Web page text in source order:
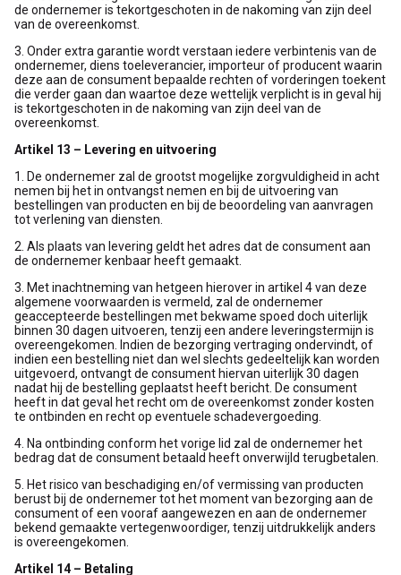
de ondernemer is tekortgeschoten in de nakoming van zijn deel
van de overeenkomst.
3. Onder extra garantie wordt verstaan iedere verbintenis van de
ondernemer, diens toeleverancier, importeur of producent waarin
deze aan de consument bepaalde rechten of vorderingen toekent
die verder gaan dan waartoe deze wettelijk verplicht is in geval hij
is tekortgeschoten in de nakoming van zijn deel van de
overeenkomst.
Artikel 13 – Levering en uitvoering
1. De ondernemer zal de grootst mogelijke zorgvuldigheid in acht
nemen bij het in ontvangst nemen en bij de uitvoering van
bestellingen van producten en bij de beoordeling van aanvragen
tot verlening van diensten.
2. Als plaats van levering geldt het adres dat de consument aan
de ondernemer kenbaar heeft gemaakt.
3. Met inachtneming van hetgeen hierover in artikel 4 van deze
algemene voorwaarden is vermeld, zal de ondernemer
geaccepteerde bestellingen met bekwame spoed doch uiterlijk
binnen 30 dagen uitvoeren, tenzij een andere leveringstermijn is
overeengekomen. Indien de bezorging vertraging ondervindt, of
indien een bestelling niet dan wel slechts gedeeltelijk kan worden
uitgevoerd, ontvangt de consument hiervan uiterlijk 30 dagen
nadat hij de bestelling geplaatst heeft bericht. De consument
heeft in dat geval het recht om de overeenkomst zonder kosten
te ontbinden en recht op eventuele schadevergoeding.
4. Na ontbinding conform het vorige lid zal de ondernemer het
bedrag dat de consument betaald heeft onverwijld terugbetalen.
5. Het risico van beschadiging en/of vermissing van producten
berust bij de ondernemer tot het moment van bezorging aan de
consument of een vooraf aangewezen en aan de ondernemer
bekend gemaakte vertegenwoordiger, tenzij uitdrukkelijk anders
is overeengekomen.
Artikel 14 – Betaling